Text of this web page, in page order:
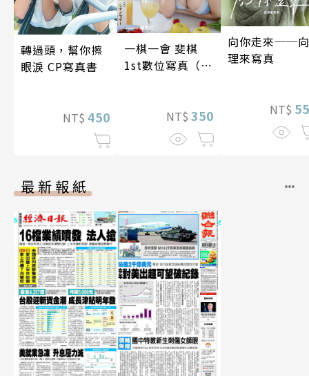
轉過頭，幫你擦
眼淚 CP寫真書
NT$ 450
一棋一會 斐棋
1st數位寫真（含
NT$ 350
向你走來──向
理來寫真
NT$
最新報紙